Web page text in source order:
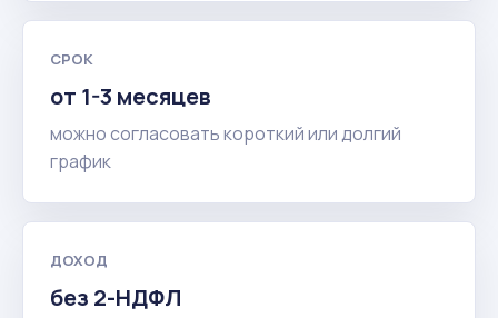
СРОК
от 1-3 месяцев
можно согласовать короткий или долгий
график
ДОХОД
без 2-НДФЛ